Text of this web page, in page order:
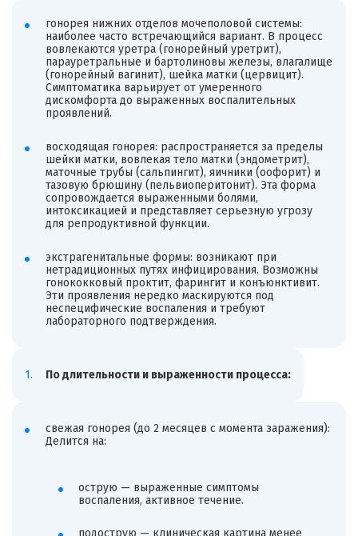
гонорея нижних отделов мочеполовой системы:
наиболее часто встречающийся вариант. В процесс
вовлекаются уретра (гонорейный уретрит),
парауретральные и бартолиновы железы, влагалище
(гонорейный вагинит), шейка матки (цервицит).
Симптоматика варьирует от умеренного
дискомфорта до выраженных воспалительных
проявлений.
восходящая гонорея: распространяется за пределы
шейки матки, вовлекая тело матки (эндометрит),
маточные трубы (сальпингит), яичники (оофорит) и
тазовую брюшину (пельвиоперитонит). Эта форма
сопровождается выраженными болями,
интоксикацией и представляет серьезную угрозу
для репродуктивной функции.
экстрагенитальные формы: возникают при
нетрадиционных путях инфицирования. Возможны
гонококковый проктит, фарингит и конъюнктивит.
Эти проявления нередко маскируются под
неспецифические воспаления и требуют
лабораторного подтверждения.
По длительности и выраженности процесса:
свежая гонорея (до 2 месяцев с момента заражения):
Делится на:
острую — выраженные симптомы
воспаления, активное течение.